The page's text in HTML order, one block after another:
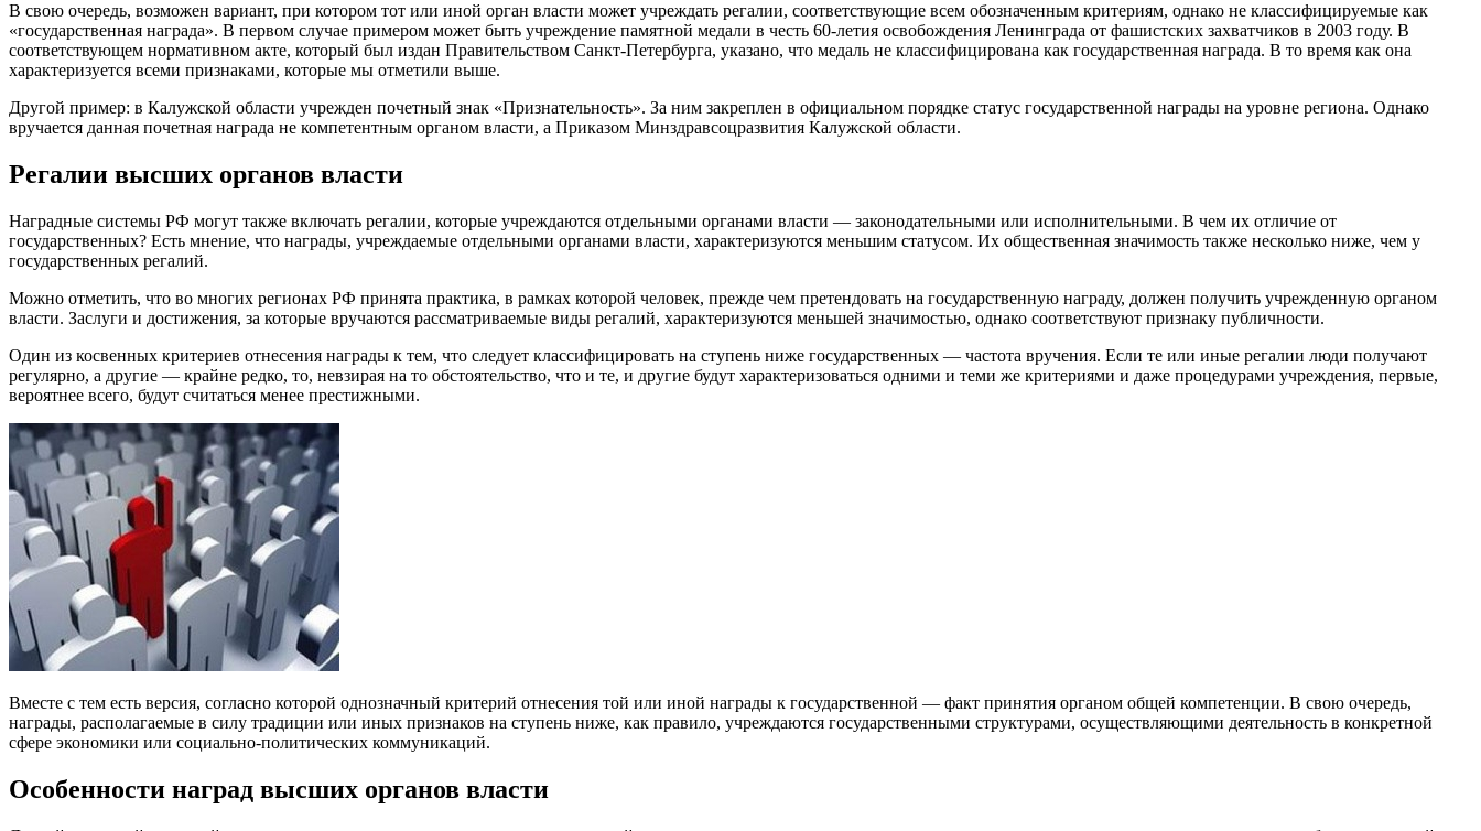
В свою очередь, возможен вариант, при котором тот или иной орган власти может учреждать регалии, соответствующие всем обозначенным критериям, однако не классифицируемые как
«государственная награда». В первом случае примером может быть учреждение памятной медали в честь 60-летия освобождения Ленинграда от фашистских захватчиков в 2003 году. В
соответствующем нормативном акте, который был издан Правительством Санкт-Петербурга, указано, что медаль не классифицирована как государственная награда. В то время как она
характеризуется всеми признаками, которые мы отметили выше.
Другой пример: в Калужской области учрежден почетный знак «Признательность». За ним закреплен в официальном порядке статус государственной награды на уровне региона. Однако
вручается данная почетная награда не компетентным органом власти, а Приказом Минздравсоцразвития Калужской области.
Регалии высших органов власти
Наградные системы РФ могут также включать регалии, которые учреждаются отдельными органами власти — законодательными или исполнительными. В чем их отличие от
государственных? Есть мнение, что награды, учреждаемые отдельными органами власти, характеризуются меньшим статусом. Их общественная значимость также несколько ниже, чем у
государственных регалий.
Можно отметить, что во многих регионах РФ принята практика, в рамках которой человек, прежде чем претендовать на государственную награду, должен получить учрежденную органом
власти. Заслуги и достижения, за которые вручаются рассматриваемые виды регалий, характеризуются меньшей значимостью, однако соответствуют признаку публичности.
Один из косвенных критериев отнесения награды к тем, что следует классифицировать на ступень ниже государственных — частота вручения. Если те или иные регалии люди получают
регулярно, а другие — крайне редко, то, невзирая на то обстоятельство, что и те, и другие будут характеризоваться одними и теми же критериями и даже процедурами учреждения, первые,
вероятнее всего, будут считаться менее престижными.
Вместе с тем есть версия, согласно которой однозначный критерий отнесения той или иной награды к государственной — факт принятия органом общей компетенции. В свою очередь,
награды, располагаемые в силу традиции или иных признаков на ступень ниже, как правило, учреждаются государственными структурами, осуществляющими деятельность в конкретной
сфере экономики или социально-политических коммуникаций.
Особенности наград высших органов власти